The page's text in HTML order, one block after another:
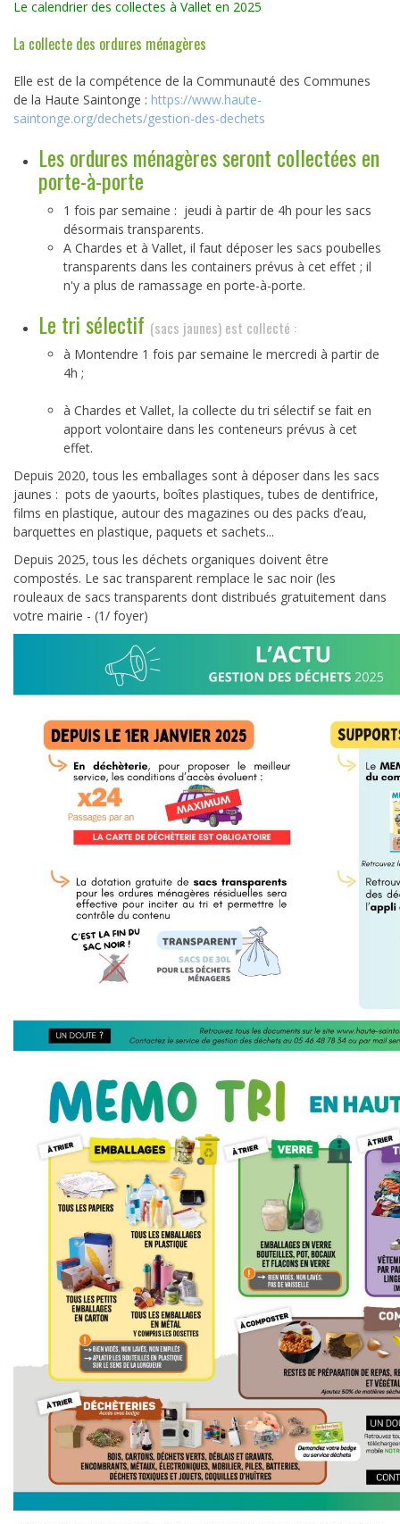
Le calendrier des collectes à Vallet en 2025
La collecte des ordures ménagères
Elle est de la compétence de la Communauté des Communes
de la Haute Saintonge : https://www.haute-
saintonge.org/dechets/gestion-des-dechets
Les ordures ménagères seront collectées en
porte-à-porte
1 fois par semaine : jeudi à partir de 4h pour les sacs
désormais transparents.
A Chardes et à Vallet, il faut déposer les sacs poubelles
transparents dans les containers prévus à cet effet ; il
n'y a plus de ramassage en porte-à-porte.
Le tri sélectif (sacs jaunes) est collecté :
à Montendre 1 fois par semaine le mercredi à partir de
4h ;
à Chardes et Vallet, la collecte du tri sélectif se fait en
apport volontaire dans les conteneurs prévus à cet
effet.
Depuis 2020, tous les emballages sont à déposer dans les sacs
jaunes : pots de yaourts, boîtes plastiques, tubes de dentifrice,
films en plastique, autour des magazines ou des packs d’eau,
barquettes en plastique, paquets et sachets...
Depuis 2025, tous les déchets organiques doivent être
compostés. Le sac transparent remplace le sac noir (les
rouleaux de sacs transparents dont distribués gratuitement dans
votre mairie - (1/ foyer)